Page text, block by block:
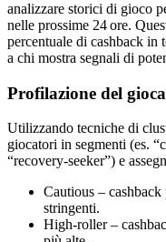
analizzare storici di gioco
nelle prossime 24 ore.
percentuale di cashback in
a chi mostra segnali di
Profilazione del
Utilizzando tecniche di
giocatori in segmenti (es.
“recovery‑seeker”) e
Cautious –
stringenti.
High‑roller –